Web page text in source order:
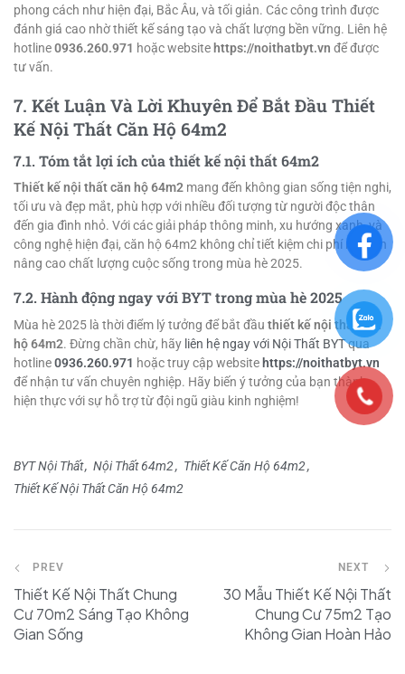
phong cách như hiện đại, Bắc Âu, và tối giản. Các công trình được
đánh giá cao nhờ thiết kế sáng tạo và chất lượng bền vững. Liên hệ
hotline0936.260.971 hoặc website https://noithatbyt.vn để được
tư vấn.
7. Kết Luận Và Lời Khuyên Để Bắt Đầu Thiết
Kế Nội Thất Căn Hộ 64m2
7.1. Tóm tắt lợi ích của thiết kế nội thất 64m2
Thiết kế nội thất căn hộ 64m2 mang đến không gian sống tiện nghi,
tối ưu và đẹp mắt, phù hợp với nhiều đối tượng từ người độc thân
đến gia đình nhỏ. Với các giải pháp thông minh, xu hướng xanh, và
công nghệ hiện đại, căn hộ 64m2 không chỉ tiết kiệm chi phí mà còn
nâng cao chất lượng cuộc sống trong mùa hè 2025.
7.2. Hành động ngay với BYT trong mùa hè 2025
Mùa hè 2025 là thời điểm lý tưởng để bắt đầu thiết kế nội thất căn
hộ 64m2. Đừng chần chừ, hãy liên hệ ngay với Nội Thất BYTqua
hotline0936.260.971 hoặc truy cập website https://noithatbyt.vn
để nhận tư vấn chuyên nghiệp. Hãy biến ý tưởng của bạn thành
hiện thực với sự hỗ trợ từ đội ngũ giàu kinh nghiệm!
BYT Nội Thất Nội Thất 64m2
Thiết Kế Căn Hộ 64m2
Thiết Kế Nội Thất Căn Hộ 64m2
PREV
Thiết Kế Nội Thất Chung
Cư 70m2 Sáng Tạo Không
Gian Sống
NEXT
30 Mẫu Thiết Kế Nội Thất
Chung Cư 75m2 Tạo
Không Gian Hoàn Hảo